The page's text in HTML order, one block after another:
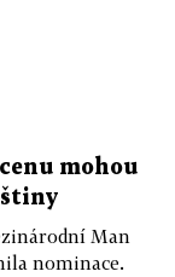
mohou
Man
nominace.